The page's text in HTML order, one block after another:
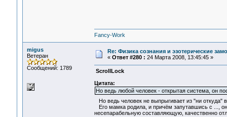
Fancy-Work
migus
Ветеран
Сообщений: 1789
Re: Физика сознания и эзотерические
« Ответ #280 : 24 Марта 2008, 13:45:45 »
ScrollLock
Цитата:
Но ведь любой человек - открытая система, он
Но ведь человек не выпрыгивает из "ни
Его мамка родила, и причём запутавшись с ...,
несепарабельную составляющую, качественно